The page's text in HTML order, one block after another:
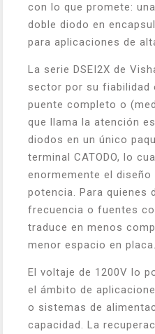
con lo que promete:
doble diodo en
para aplicaciones de
La serie DSEI2X de
sector por su fiabilidad
puente completo o
que llama la atención
diodos en un único
terminal CATODO, lo
enormemente el diseño
potencia. Para quienes
frecuencia o fuentes
traduce en menos
menor espacio en placa.
El voltaje de 1200V lo
el ámbito de
o sistemas de
capacidad. La